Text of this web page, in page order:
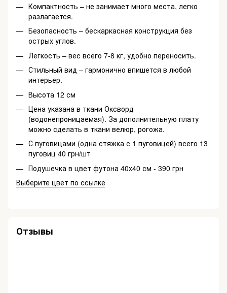
Компактность – не занимает много места, легко
разлагается.
Безопасность – бескаркасная конструкция без
острых углов.
Легкость – вес всего 7-8 кг, удобно переносить.
Стильный вид – гармонично впишется в любой
интерьер.
Высота 12 см
Цена указана в ткани Оксворд
(водонепроницаемая). За дополнительную плату
можно сделать в ткани велюр, рогожа.
С пуговицами (одна стяжка с 1 пуговицей) всего 13
пуговиц 40 грн/шт
Подушечка в цвет футона 40х40 см - 390 грн
Выберите цвет по ссылке
Отзывы